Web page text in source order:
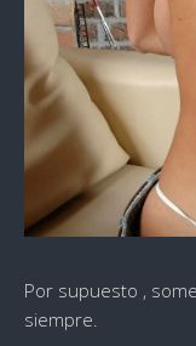
Por supuesto ,
siempre.